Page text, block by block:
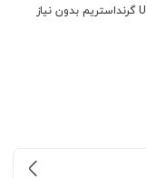
امکان استفاده به عنوان گیت وی با سانترال UCM گرنداستریم بدون نیاز